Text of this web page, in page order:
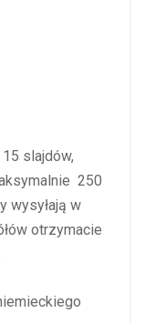
slajdów,
250
wysyłają w
otrzymacie